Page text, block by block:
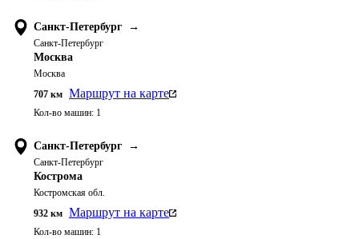
Санкт-Петербург →
Санкт-Петербург
Москва
Москва
707 км Маршрут на карте
Кол-во машин: 1
Санкт-Петербург →
Санкт-Петербург
Кострома
Костромская обл.
932 км Маршрут на карте
Кол-во машин: 1